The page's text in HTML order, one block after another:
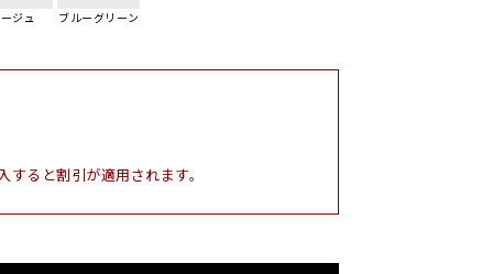
ジュ ブルーグリーン
ると割引が適用されます。